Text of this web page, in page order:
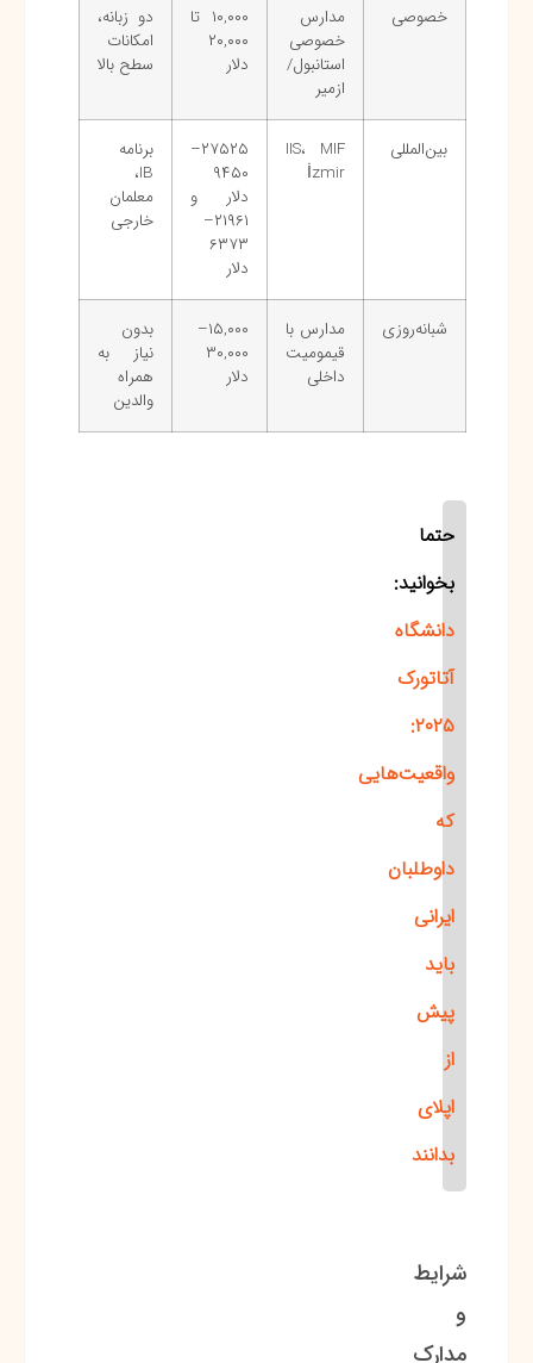
خصوصی
مدارس
خصوصی
استانبول/
ازمیر
۱۰,۰۰۰ تا
۲۰,۰۰۰
دلار
دو زبانه،
امکانات
سطح بالا
بین‌المللی
IIS، MIF
İzmir
۲۷۵۲۵–
۹۴۵۰
دلار و
۲۱۹۶۱–
۶۳۷۳
دلار
برنامه
IB،
معلمان
خارجی
شبانه‌روزی
مدارس با
قیمومیت
داخلی
۱۵,۰۰۰–
۳۰,۰۰۰
دلار
بدون
نیاز به
همراه
والدین
حتما
بخوانید:
دانشگاه
آتاتورک
۲۰۲۵:
واقعیت‌هایی
که
داوطلبان
ایرانی
باید
پیش
از
اپلای
بدانند
شرایط
و
مدارک